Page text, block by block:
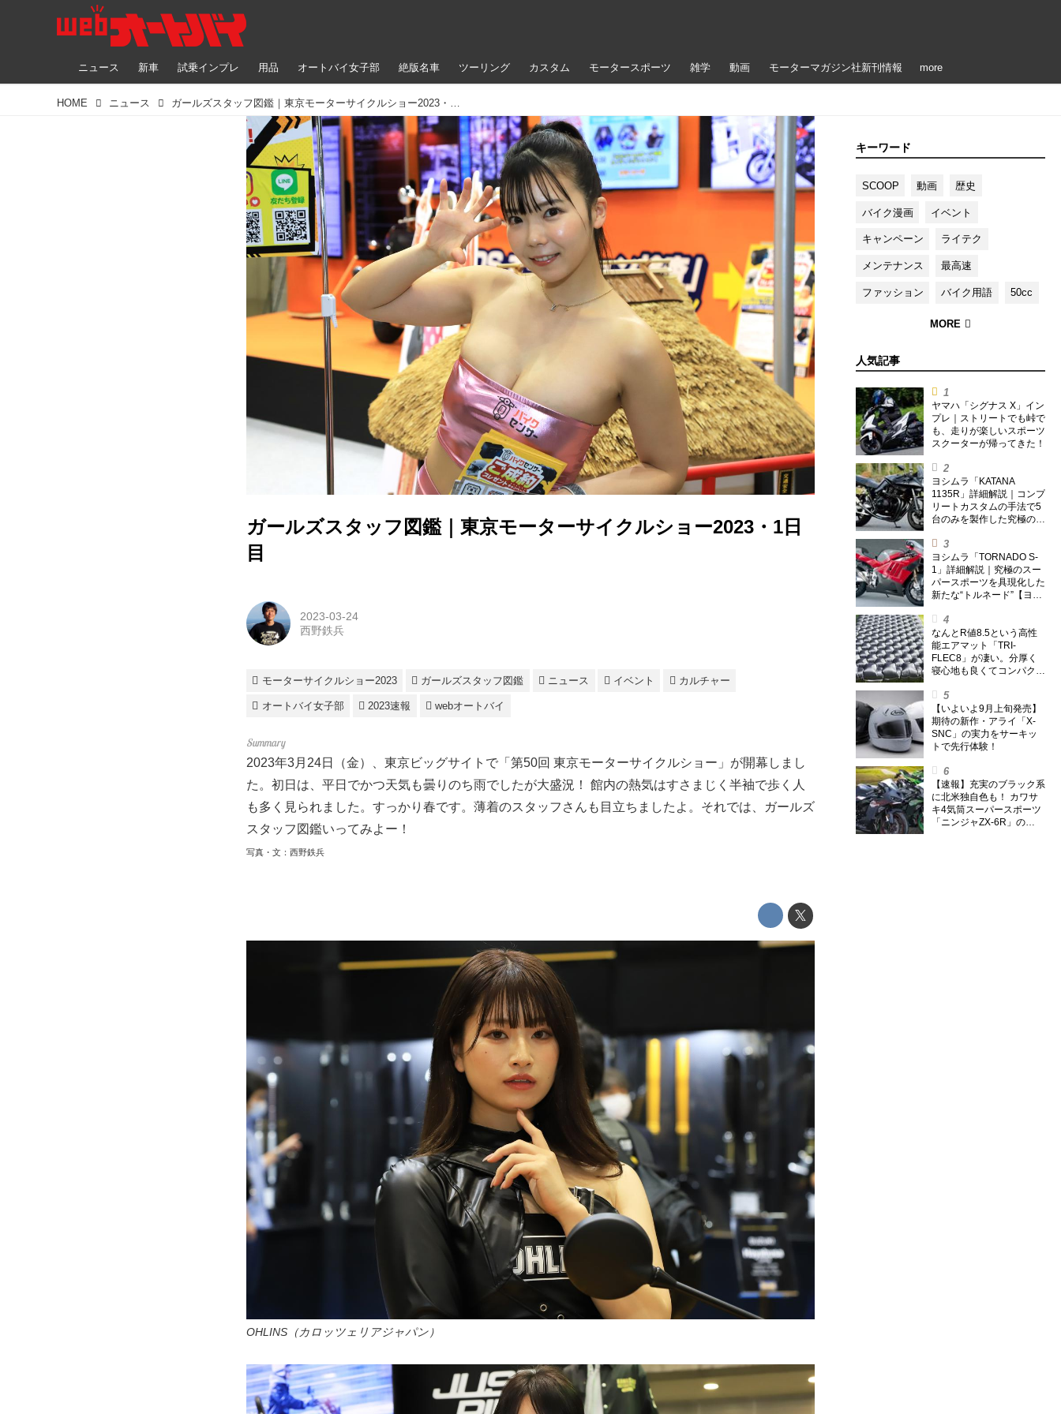
ニュース 新車 試乗インプレ 用品 オートバイ女子部 絶版名車 ツーリング カスタム モータースポーツ 雑学 動画 モーターマガジン社新刊情報 more
HOME ニュース ガールズスタッフ図鑑｜東京モーターサイクルショー2023・1日目
ガールズスタッフ図鑑｜東京モーターサイクルショー2023・1日
目
キーワード
SCOOP 動画 歴史
バイク漫画 イベント
キャンペーン ライテク
メンテナンス 最高速
ファッション バイク用語 50cc
人気記事
ヤマハ「シグナス X」イン
プレ｜ストリートでも峠で
も、走りが楽しいスポーツ
スクーターが帰ってきた！
ヨシムラ「KATANA
1135R」詳細解説｜コンプ
リートカスタムの手法で5
台のみを製作した究極の銘
ヨシムラ「TORNADO S-
1」詳細解説｜究極のスー
パースポーツを具現化した
新たな“トルネード”【ヨシ
なんとR値8.5という高性
能エアマット「TRI-
FLEC8」が凄い。分厚く
寝心地も良くてコンパクト
トを試してみた〈若林浩志
のスーパー・カブカブ・ダ
イアリーズ Vol.385〉
【いよいよ9月上旬発売】
期待の新作・アライ「X-
SNC」の実力をサーキッ
トで先行体験！
【速報】充実のブラック系
に北米独自色も！ カワサ
キ4気筒スーパースポーツ
「ニンジャZX-6R」の
2023-03-24
西野鉄兵
モーターサイクルショー2023 ガールズスタッフ図鑑 ニュース イベント カルチャー
オートバイ女子部 2023速報 webオートバイ
2023年3月24日（金）、東京ビッグサイトで「第50回 東京モーターサイクルショー」が開幕しまし
た。初日は、平日でかつ天気も曇りのち雨でしたが大盛況！ 館内の熱気はすさまじく半袖で歩く人
も多く見られました。すっかり春です。薄着のスタッフさんも目立ちましたよ。それでは、ガールズ
スタッフ図鑑いってみよー！
写真・文：西野鉄兵
OHLINS（カロッツェリアジャパン）